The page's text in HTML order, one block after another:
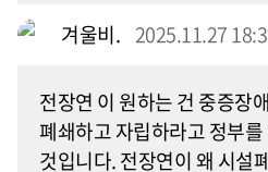
겨울비. 2025.11.27
전장연 이 원하는 건 중증장
폐쇄하고 자립하라고 정부
것입니다. 전장연이 왜 시설